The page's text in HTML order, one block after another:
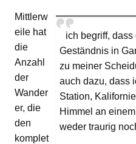
ich begriff,
Geständnis in
zu meiner
auch dazu, dass
Station,
Himmel an
weder traurig
Mittlerw
eile hat
die
Anzahl
der
Wander
er, die
den
komplet